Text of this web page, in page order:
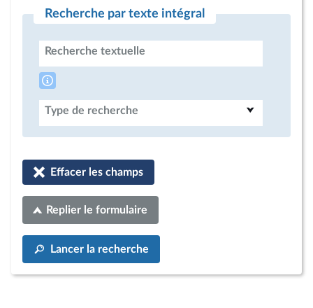
Recherche par texte intégral
Recherche textuelle
Type de recherche
Effacer les champs
Replier le formulaire
Lancer la recherche